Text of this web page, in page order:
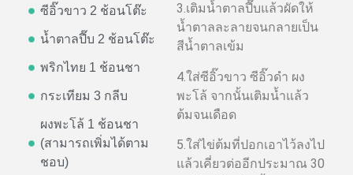
ซีอิ๊วขาว 2 ช้อนโต๊ะ
น้ำตาลปี๊บ 2 ช้อนโต๊ะ
พริกไทย 1 ช้อนชา
กระเทียม 3 กลีบ
ผงพะโล้ 1 ช้อนชา
(สามารถเพิ่มได้ตาม
ชอบ)
3.เติมน้ำตาลปี๊บแล้วผัดให้
น้ำตาลละลายจนกลายเป็น
สีน้ำตาลเข้ม
4.ใส่ซีอิ๊วขาว ซีอิ๊วดำ ผง
พะโล้ จากนั้นเติมน้ำแล้ว
ต้มจนเดือด
5.ใส่ไข่ต้มที่ปอกเอาไว้ลงไป
แล้วเคี่ยวต่ออีกประมาณ 30